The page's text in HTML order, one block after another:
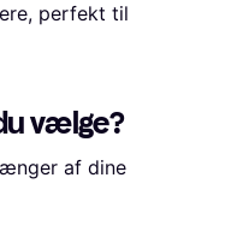
perfekt til
vælge?
af dine